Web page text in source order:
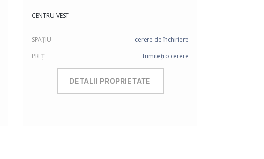
CENTRU-VEST
SPAŢIU
cerere de închiriere
PREŢ
trimiteți o cerere
DETALII PROPRIETATE